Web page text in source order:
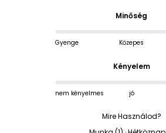
Minőség
Gyenge Közepes
Kényelem
nem kényelmes jó
Mire Használod?